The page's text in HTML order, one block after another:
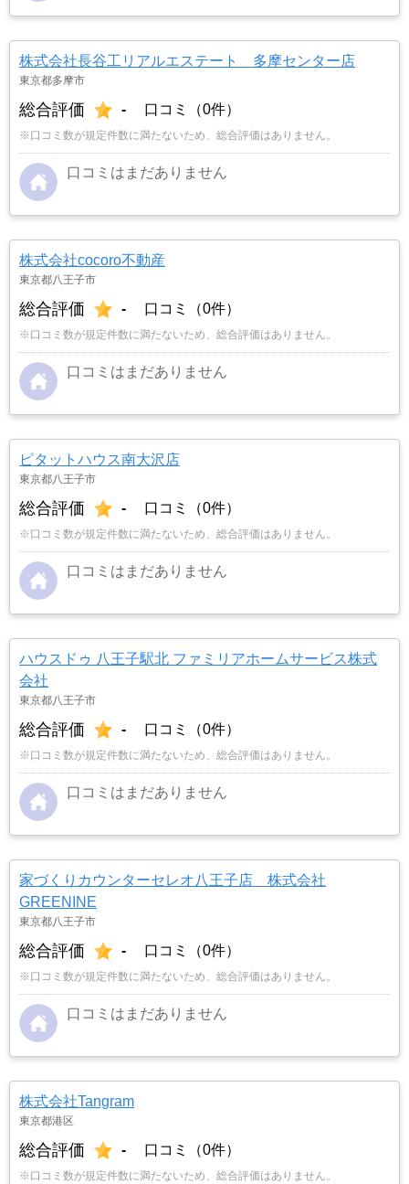
株式会社長谷工リアルエステート 多摩センター店
東京都多摩市
総合評価 - 口コミ（0件）
※口コミ数が規定件数に満たないため、総合評価はありません。
口コミはまだありません
株式会社cocoro不動産
東京都八王子市
総合評価 - 口コミ（0件）
※口コミ数が規定件数に満たないため、総合評価はありません。
口コミはまだありません
ピタットハウス南大沢店
東京都八王子市
総合評価 - 口コミ（0件）
※口コミ数が規定件数に満たないため、総合評価はありません。
口コミはまだありません
ハウスドゥ 八王子駅北 ファミリアホームサービス株式
会社
東京都八王子市
総合評価 - 口コミ（0件）
※口コミ数が規定件数に満たないため、総合評価はありません。
口コミはまだありません
家づくりカウンターセレオ八王子店 株式会社
GREENINE
東京都八王子市
総合評価 - 口コミ（0件）
※口コミ数が規定件数に満たないため、総合評価はありません。
口コミはまだありません
株式会社Tangram
東京都港区
総合評価 - 口コミ（0件）
※口コミ数が規定件数に満たないため、総合評価はありません。